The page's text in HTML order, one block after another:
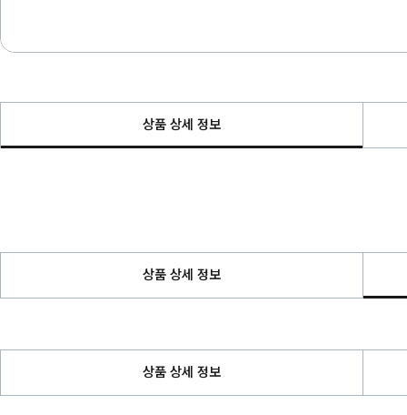
상품 상세 정보
상품 상세 정보
상품 상세 정보